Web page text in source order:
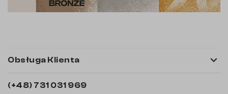
Obsługa Klienta 
(+48) 731 031 969